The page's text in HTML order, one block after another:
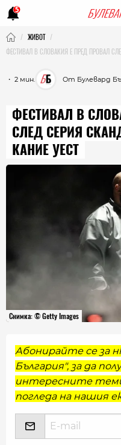
5
ЖИВОТ
ФЕСТИВАЛ В СЛОВАКИЯ Е ПРЕД ПРОВАЛ
・ 2 мин. От Булевард
ФЕСТИВАЛ В
СЛЕД СЕРИЯ
КАНИЕ УЕСТ
Снимка: © Getty Images
Абонирайте се за
България", за да
интересните
погледа на нашия